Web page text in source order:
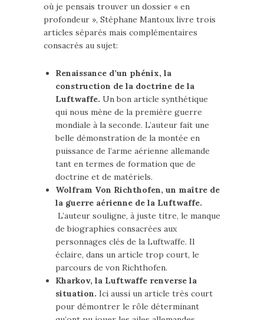
où je pensais trouver un dossier « en
profondeur », Stéphane Mantoux livre trois
articles séparés mais complémentaires
consacrés au sujet:
Renaissance d’un phénix, la
construction de la doctrine de la
Luftwaffe. Un bon article synthétique
qui nous mène de la première guerre
mondiale à la seconde. L’auteur fait une
belle démonstration de la montée en
puissance de l’arme aérienne allemande
tant en termes de formation que de
doctrine et de matériels.
Wolfram Von Richthofen, un maître de
la guerre aérienne de la Luftwaffe.
L’auteur souligne, à juste titre, le manque
de biographies consacrées aux
personnages clés de la Luftwaffe. Il
éclaire, dans un article trop court, le
parcours de von Richthofen.
Kharkov, la Luftwaffe renverse la
situation. Ici aussi un article très court
pour démontrer le rôle déterminant